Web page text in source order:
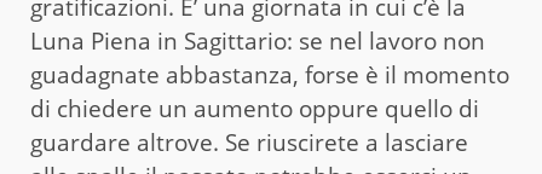
gratificazioni. E’ una giornata in cui c’è la
Luna Piena in Sagittario: se nel lavoro non
guadagnate abbastanza, forse è il momento
di chiedere un aumento oppure quello di
guardare altrove. Se riuscirete a lasciare